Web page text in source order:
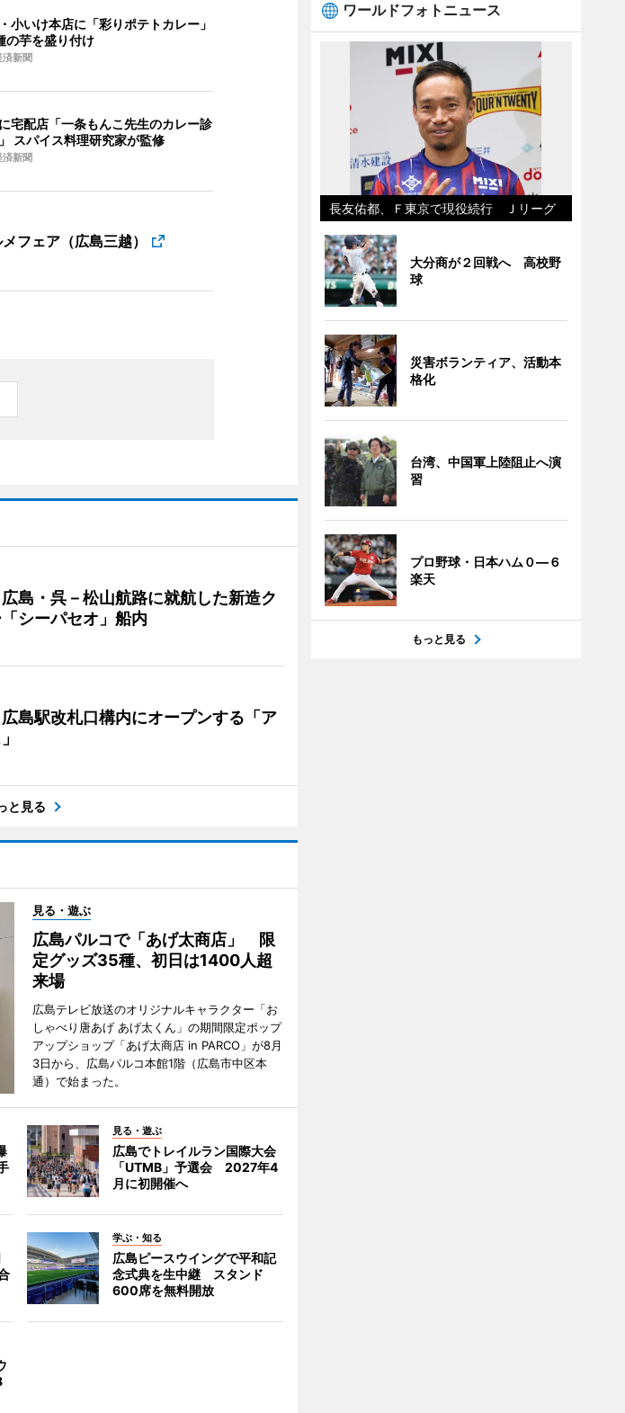
小いけ本店に「彩りポテトカレー」
の芋を盛り付け
済新聞
宅配店「一条もんこ先生のカレー診
スパイス料理研究家が監修
済新聞
フェア（広島三越）
広島・呉－松山航路に就航した新造ク
シーパセオ」船内
広島駅改札口構内にオープンする「ア
と見る
見る・遊ぶ
広島パルコで「あげ太商店」 限
定グッズ35種、初日は1400人超
来場
広島テレビ放送のオリジナルキャラクター「お
しゃべり唐あげ あげ太くん」の期間限定ポップ
アップショップ「あげ太商店 in PARCO」が8月
3日から、広島パルコ本館1階（広島市中区本
通）で始まった。
見る・遊ぶ
広島でトレイルラン国際大会
「UTMB」予選会 2027年4
月に初開催へ
学ぶ・知る
広島ピースウイングで平和記
念式典を生中継 スタンド
600席を無料開放
ワールドフォトニュース
長友佑都、Ｆ東京で現役続行 Ｊリーグ
大分商が２回戦へ 高校野
球
災害ボランティア、活動本
格化
台湾、中国軍上陸阻止へ演
習
プロ野球・日本ハム０―６
楽天
もっと見る